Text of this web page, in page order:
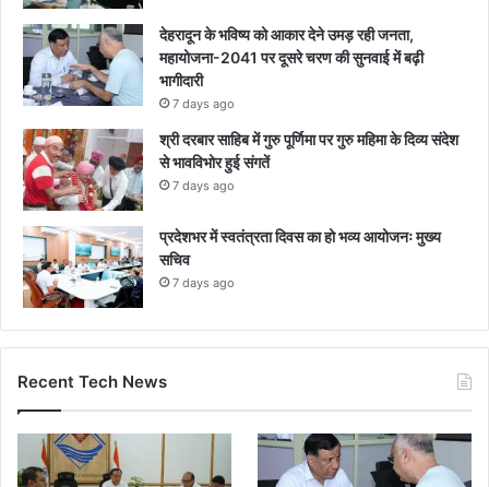
देहरादून के भविष्य को आकार देने उमड़ रही जनता,
महायोजना-2041 पर दूसरे चरण की सुनवाई में बढ़ी
भागीदारी
7 days ago
श्री दरबार साहिब में गुरु पूर्णिमा पर गुरु महिमा के दिव्य संदेश
से भावविभोर हुई संगतें
7 days ago
प्रदेशभर में स्वतंत्रता दिवस का हो भव्य आयोजनः मुख्य
सचिव
7 days ago
Recent Tech News